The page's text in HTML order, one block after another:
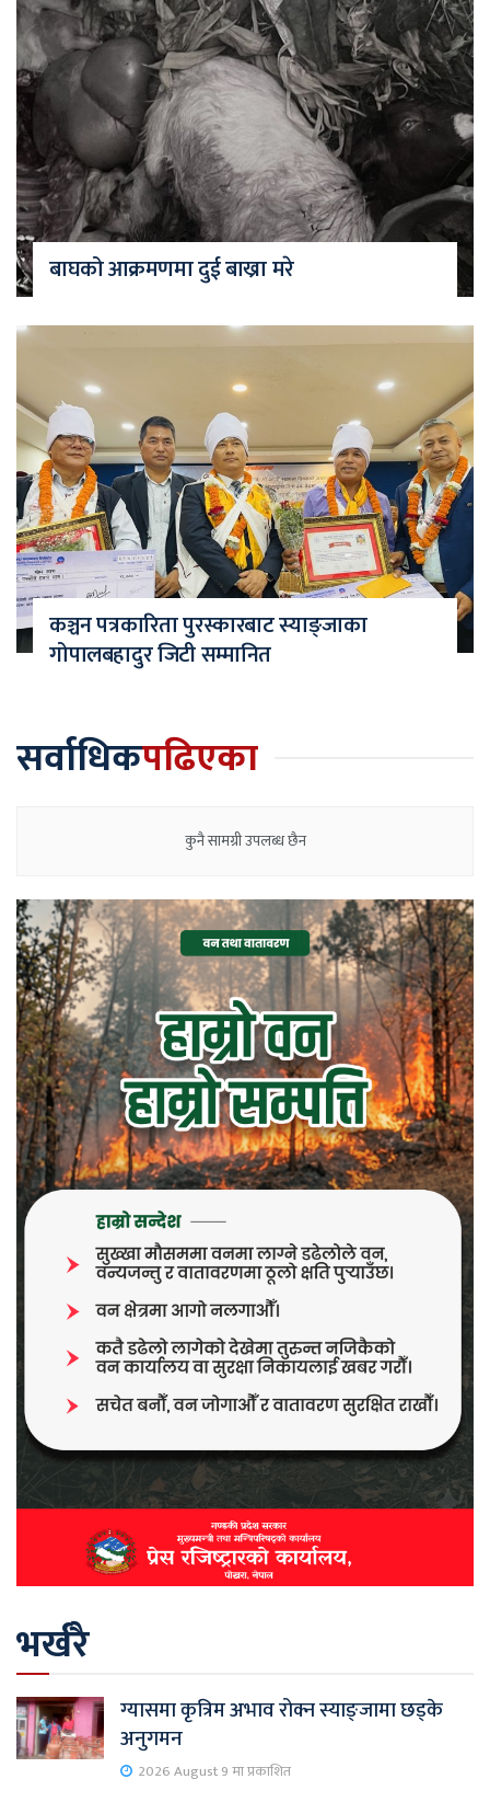
बाघको आक्रमणमा दुई बाख्रा मरे
कञ्चन पत्रकारिता पुरस्कारबाट स्याङ्जाका
गोपालबहादुर जिटी सम्मानित
सर्वाधिकपढिएका
कुनै सामग्री उपलब्ध छैन
भर्खरै
ग्यासमा कृत्रिम अभाव रोक्न स्याङ्जामा छड्के
अनुगमन
2026 August 9 मा प्रकाशित